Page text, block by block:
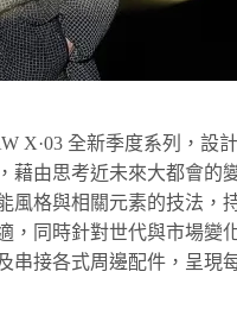
X·03 全新季度系列，
藉由思考近未來大都會的
風格與相關元素的技法，
，同時針對世代與市場變
串接各式周邊配件，呈現